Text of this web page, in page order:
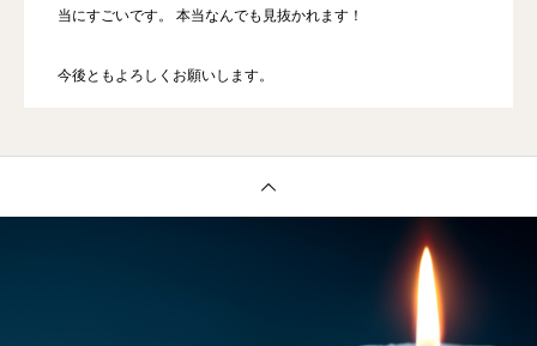
当にすごいです。 本当なんでも見抜かれます！
今後ともよろしくお願いします。